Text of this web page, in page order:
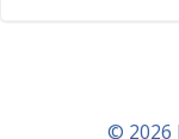
© 2026